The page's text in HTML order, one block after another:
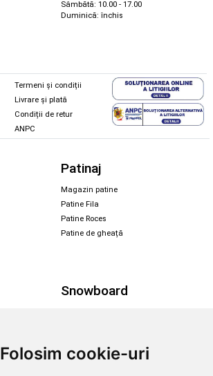
Folosim cookie-uri
Sâmbătă: 10.00 - 17.00
Duminică: închis
Termeni și condiții
Livrare și plată
Condiții de retur
ANPC
Patinaj
Magazin patine
Patine Fila
Patine Roces
Patine de gheață
Snowboard